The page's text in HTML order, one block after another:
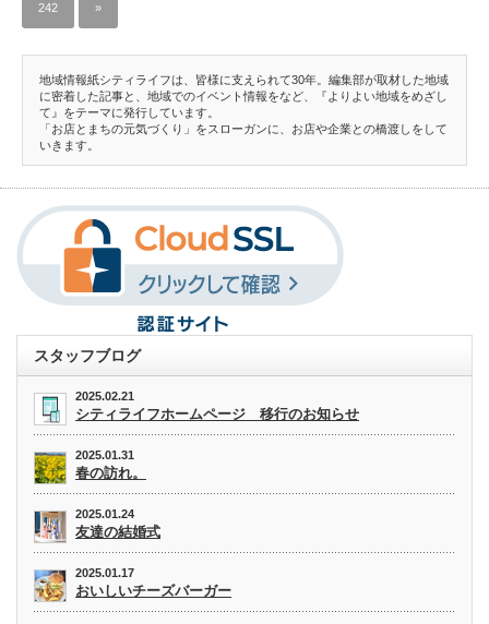
242 »
地域情報紙シティライフは、皆様に支えられて30年。編集部が取材した地域
に密着した記事と、地域でのイベント情報をなど、『よりよい地域をめざし
て』をテーマに発行しています。
「お店とまちの元気づくり」をスローガンに、お店や企業との橋渡しをして
いきます。
スタッフブログ
2025.02.21
シティライフホームページ 移行のお知らせ
2025.01.31
春の訪れ。
2025.01.24
友達の結婚式
2025.01.17
おいしいチーズバーガー